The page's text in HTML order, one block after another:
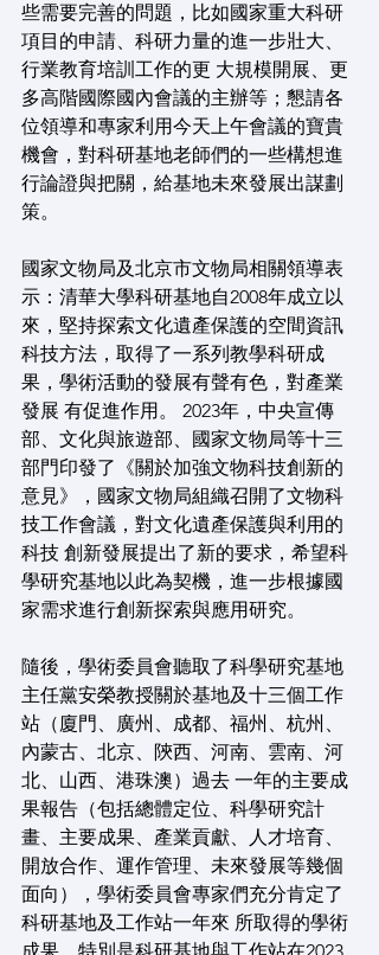
些需要完善的問題，比如國家重大科研
項目的申請、科研力量的進一步壯大、
行業教育培訓工作的更 大規模開展、更
多高階國際國內會議的主辦等；懇請各
位領導和專家利用今天上午會議的寶貴
機會，對科研基地老師們的一些構想進
行論證與把關，給基地未來發展出謀劃
策。
國家文物局及北京市文物局相關領導表
示：清華大學科研基地自2008年成立以
來，堅持探索文化遺產保護的空間資訊
科技方法，取得了一系列教學科研成
果，學術活動的發展有聲有色，對產業
發展 有促進作用。 2023年，中央宣傳
部、文化與旅遊部、國家文物局等十三
部門印發了《關於加強文物科技創新的
意見》，國家文物局組織召開了文物科
技工作會議，對文化遺產保護與利用的
科技 創新發展提出了新的要求，希望科
學研究基地以此為契機，進一步根據國
家需求進行創新探索與應用研究。
隨後，學術委員會聽取了科學研究基地
主任黨安榮教授關於基地及十三個工作
站（廈門、廣州、成都、福州、杭州、
內蒙古、北京、陝西、河南、雲南、河
北、山西、港珠澳）過去 一年的主要成
果報告（包括總體定位、科學研究計
畫、主要成果、產業貢獻、人才培育、
開放合作、運作管理、未來發展等幾個
面向），學術委員會專家們充分肯定了
科研基地及工作站一年來 所取得的學術